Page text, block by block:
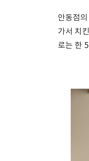
안동점
가서 치
로는 한